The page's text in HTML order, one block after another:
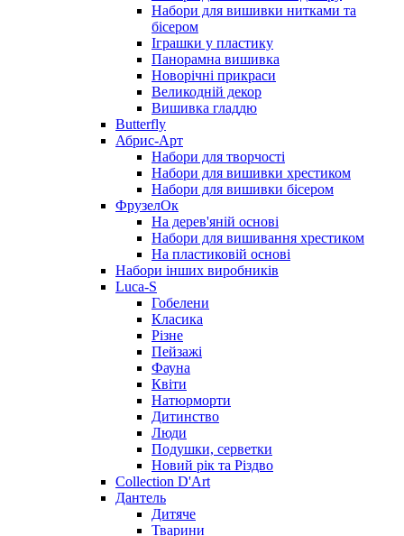
Набори для вишивки нитками та
бісером
Іграшки у пластику
Панорамна вишивка
Новорічні прикраси
Великодній декор
Вишивка гладдю
Butterfly
Абрис-Арт
Набори для творчості
Набори для вишивки хрестиком
Набори для вишивки бісером
ФрузелОк
На дерев'яній основі
Набори для вишивання хрестиком
На пластиковій основі
Набори інших виробників
Luca-S
Гобелени
Класика
Різне
Пейзажі
Фауна
Квіти
Натюрморти
Дитинство
Люди
Подушки, серветки
Новий рік та Різдво
Collection D'Art
Дантель
Дитяче
Тварини